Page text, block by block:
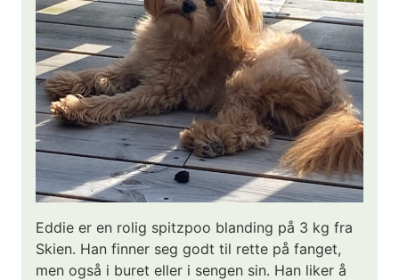
Eddie er en rolig spitzpoo blanding på 3 kg fra
Skien. Han finner seg godt til rette på fanget,
men også i buret eller i sengen sin. Han liker å